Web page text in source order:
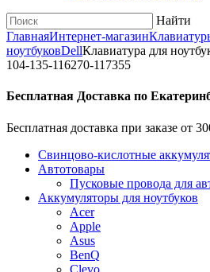
Найти
ГлавнаяИнтернет-магазин
ноутбуковDellКлавиатура для
104-135-116270-117355
Бесплатная Доставка по
Бесплатная доставка при заказе от
Cвинцово-кислотные
Автотовары
Пусковые провода для
Аккумуляторы для ноутбуков
Acer
Apple
Asus
BenQ
Clevo